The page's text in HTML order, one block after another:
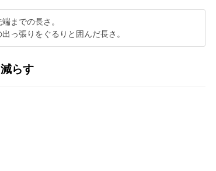
までの長さ。
っ張りをぐるりと囲んだ長さ。
らす